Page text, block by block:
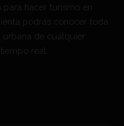
hacer turismo en
podrás conocer toda
urbana de cualquier
real.